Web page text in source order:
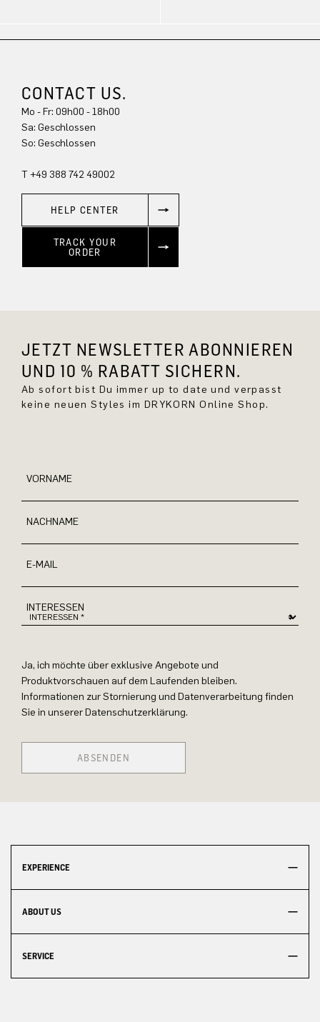
CONTACT US.
Mo - Fr: 09h00 - 18h00
Sa: Geschlossen
So: Geschlossen
T +49 388 742 49002
HELP CENTER
TRACK YOUR
ORDER
JETZT NEWSLETTER ABONNIEREN
UND 10 % RABATT SICHERN.
Ab sofort bist Du immer up to date und verpasst
keine neuen Styles im DRYKORN Online Shop.
VORNAME
NACHNAME
E-MAIL
INTERESSEN
Ja, ich möchte über exklusive Angebote und
Produktvorschauen auf dem Laufenden bleiben.
Informationen zur Stornierung und Datenverarbeitung finden
Sie in unserer Datenschutzerklärung.
ABSENDEN
EXPERIENCE
ABOUT US
SERVICE